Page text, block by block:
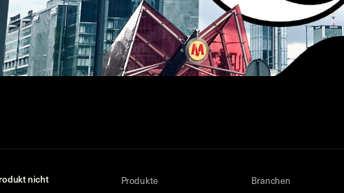
nicht
Produkte Branchen